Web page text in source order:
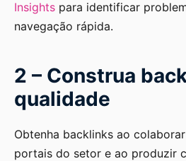
Insights para identificar
navegação rápida.
2 – Construa
qualidade
Obtenha backlinks ao
portais do setor e ao produzir